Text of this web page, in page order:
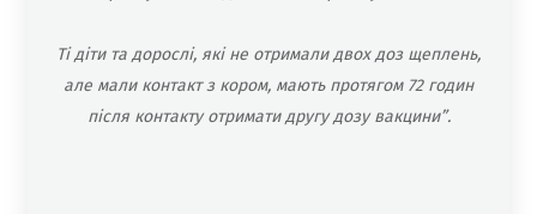
Ті діти та дорослі, які не отримали двох доз щеплень,
але мали контакт з кором, мають протягом 72 годин
після контакту отримати другу дозу вакцини”.